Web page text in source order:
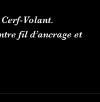
Volant.
fil d’ancrage et